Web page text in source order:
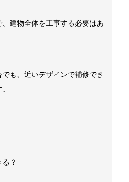
建物全体を工事する必要はあ
も、近いデザインで補修でき
？